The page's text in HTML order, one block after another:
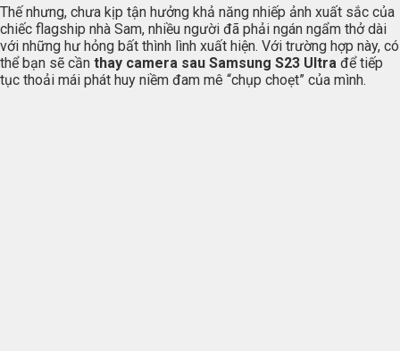
Thế nhưng, chưa kịp tận hưởng khả năng nhiếp ảnh xuất sắc của
chiếc flagship nhà Sam, nhiều người đã phải ngán ngẩm thở dài
với những hư hỏng bất thình lình xuất hiện. Với trường hợp này, có
thể bạn sẽ cần thay camera sau Samsung S23 Ultra để tiếp
tục thoải mái phát huy niềm đam mê “chụp choẹt” của mình.